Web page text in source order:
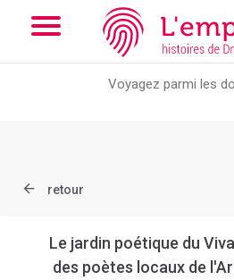
Array ( [slug] => document [ref] =>
new slick-theme.css if you want the
retour
Le jardin poétique du
des poètes locaux de